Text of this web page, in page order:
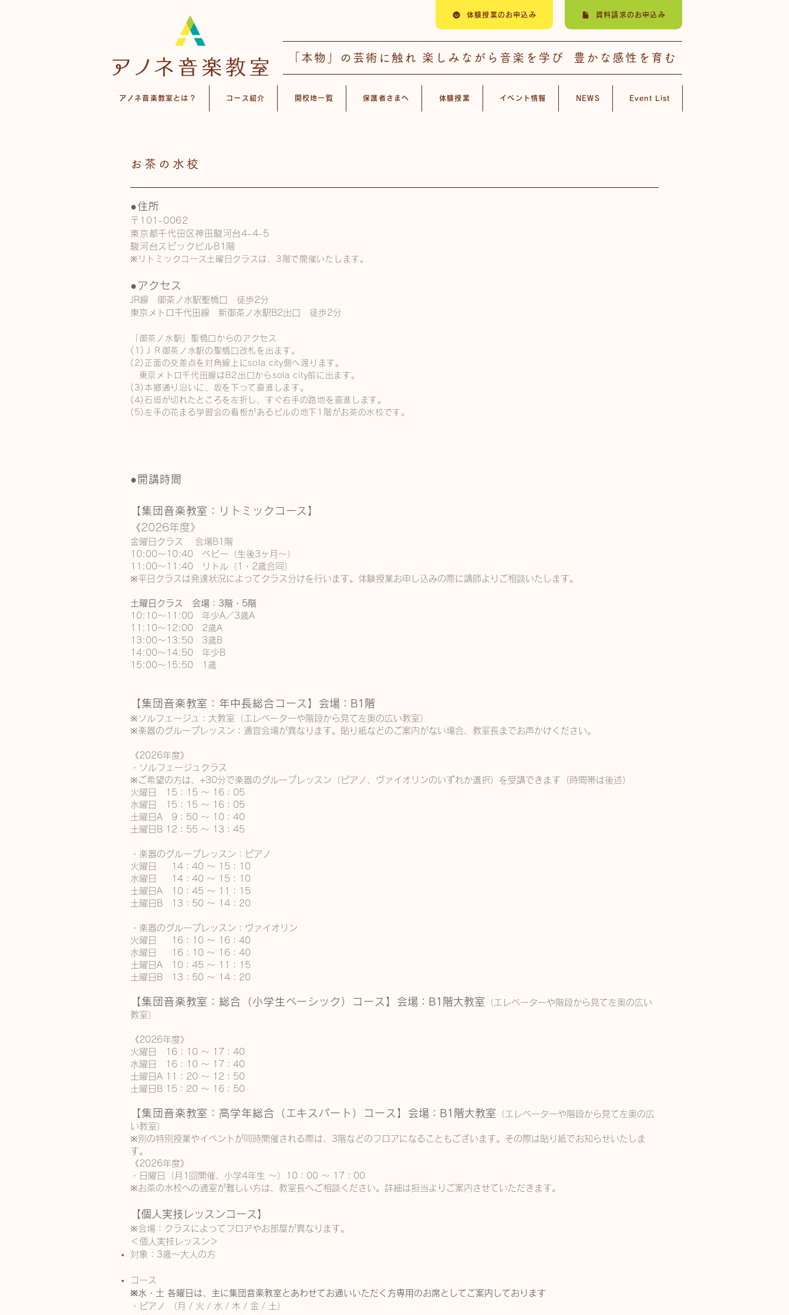
体験授業のお申込み 資料請求のお申込み
「本物」の芸術に触れ 楽しみながら音楽を学び 豊かな感性を育む
アノネ音楽教室とは？ コース紹介 開校地一覧 保護者さまへ 体験授業 イベント情報 NEWS Event List
お茶の水校
●住所
〒101-0062
東京都千代田区神田駿河台4-4-5
駿河台スピックビルB1階
​※リトミックコース土曜日クラスは、3階で開催いたします。
●アクセス
JR線 御茶ノ水駅聖橋口 徒歩2分
東京メトロ千代田線 新御茶ノ水駅B2出口 徒歩2分
「御茶ノ水駅」聖橋口からのアクセス
(1)ＪＲ御茶ノ水駅の聖橋口改札を出ます。
(2)正面の交差点を対角線上にsola city側へ渡ります。
東京メトロ千代田線はB2出口からsola city前に出ます。
(3)本郷通り沿いに、坂を下って直進します。
(4)石垣が切れたところを左折し、すぐ右手の路地を直進します。
(5)左手の花まる学習会の看板があるビルの地下1階がお茶の水校です。
● 開講時間
【集団音楽教室：リトミックコース】
《​​2026年度》
金曜日クラス 会場B1階
10:00〜10:40 ベビー（生後3ヶ月〜）
11:00〜11:40 リトル（1・2歳合同）
※平日クラスは発達状況によってクラス分けを行います。体験授業お申し込みの際に講師よりご相談いたします。
土曜日クラス 会場：3階・5階
10:10〜11:00 年少A／3歳A
11:10〜12:00 2歳A
13:00〜13:50 3歳B
14:00〜14:50 年少B
15:00〜15:50 1歳
【集団音楽教室：年中長総合コース】 会場：B1階
※ソルフェージュ：大教室（エレベーターや階段から見て左奥の広い教室）
※楽器のグループレッスン：適宜会場が異なります。貼り紙などのご案内がない場合、教室長までお声かけください。
《2026年度》
・ソルフェージュクラス
※ご希望の方は、+30分で楽器のグループレッスン（ピアノ、ヴァイオリンのいずれか選択）を受講できます（時間帯は後述）
火曜日
15：15 ～ 16：05
水曜日 15：15 ～ 16：05
土曜日A 9：50 ～ 10：40
土曜日B 12：55 ～ 13：45
・楽器のグループレッスン：ピアノ
火曜日 14：40 ～ 15：10
水曜日 14：40 ～ 15：10
土曜日A 10：45 〜 11：15
土曜日B 13：50 〜 14：20
・楽器のグループレッスン：ヴァイオリン
火曜日
16：10 ～ 16：40
水曜日 16：10 ～ 16：40
土曜日A 10：45 〜 11：15
土曜日B 13：50 〜 14：20
【集団音楽教室：総合（小学生ベーシック） コース】​​ 会場：B1 階大教室 （エレベーターや階段から見て左奥の広い
教室）
《2026年度》
火曜日 16：10 ～ 17：40
水曜日 16：10 ～ 17：40
土曜日A 11：20 ～ 12：50
土曜日B 15：20 ～ 16：50
【集団音楽教室：高学年総合（エキスパート） コース】​​ 会場：B1 階大教室 （エレベーターや階段から見て左奥の広
い教室）
※別の特別授業やイベントが同時開催される際は、3階などのフロアになることもございます。その際は貼り紙でお知らせいたしま
す。
《2026年度》
・日曜日（月1回開催、小学4年生 ～）10：00 ～ 17：00
※お茶の水校への通室が難しい方は、教室長へご相談ください。詳細は担当よりご案内させていただきます。
【個人実技レッスンコース】
※会場：クラスによってフロアやお部屋が異なります。
＜個人実技レッスン＞
対象：3歳～大人の方​
コース
※水・土 各曜日は、主に集団音楽教室とあわせてお通いいただく方専用のお席としてご案内しております
・ピアノ （月 / 火 / 水 / 木 / 金 / 土）